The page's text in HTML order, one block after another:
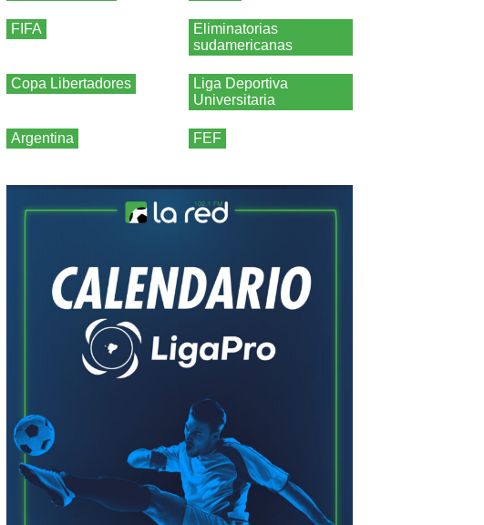
FIFA
Eliminatorias
sudamericanas
Copa Libertadores
Liga Deportiva
Universitaria
Argentina FEF